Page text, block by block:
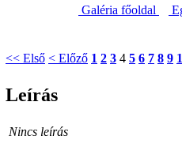
Galéria főoldal
<< Első < Előző 1 2 3 4 5 6 7 8 9
Leírás
Nincs leírás